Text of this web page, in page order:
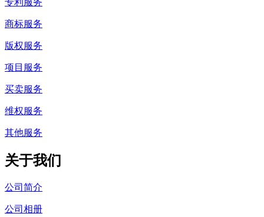
专利服务
商标服务
版权服务
项目服务
买卖服务
维权服务
其他服务
关于我们
公司简介
公司相册